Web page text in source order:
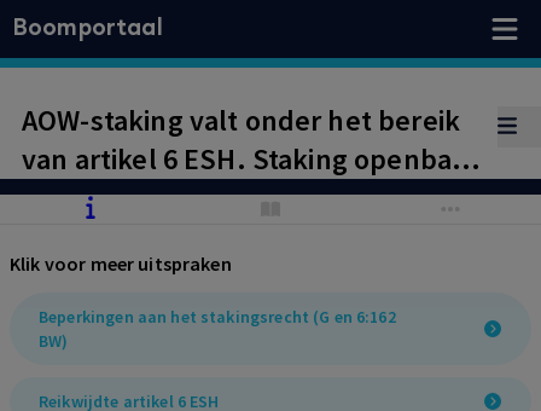
Boomportaal
AOW-staking valt onder het bereik
van artikel 6 ESH. Staking openbaar
vervoer niet in strijd met artikel G
Klik voor meer uitspraken
Beperkingen aan het stakingsrecht (G en 6:162
BW)
Reikwijdte artikel 6 ESH